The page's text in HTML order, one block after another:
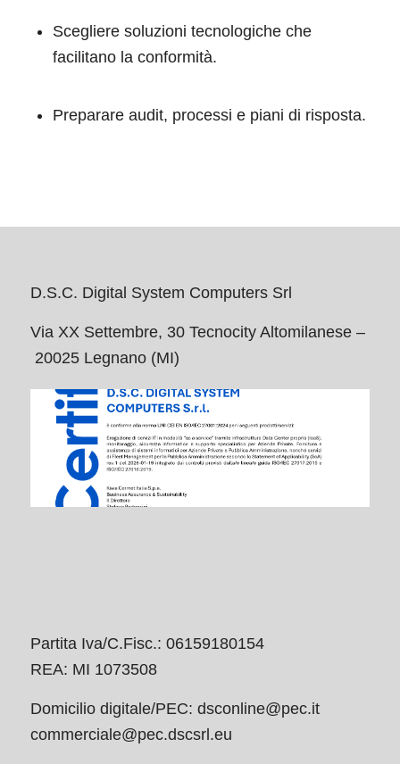
Scegliere soluzioni tecnologiche che
facilitano la conformità.
Preparare audit, processi e piani di risposta.
D.S.C. Digital System Computers Srl
Via XX Settembre, 30 Tecnocity Altomilanese –
20025 Legnano (MI)
Partita Iva/C.Fisc.: 06159180154
REA: MI 1073508
Domicilio digitale/PEC: dsconline@pec.it
commerciale@pec.dscsrl.eu